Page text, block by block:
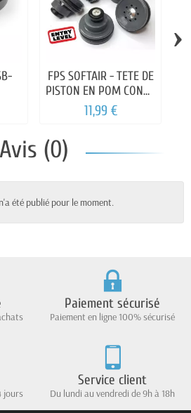
FPS SOFTAIR - TETE DE
PISTON EN POM CONUE
POUR LES RAFALES
RAPIDE
11,99 €
›
Avis (0)
été publié pour le moment.
Paiement sécurisé
Paiement en ligne 100% sécurisé
jours
Service client
Du lundi au vendredi de 9h à 18h